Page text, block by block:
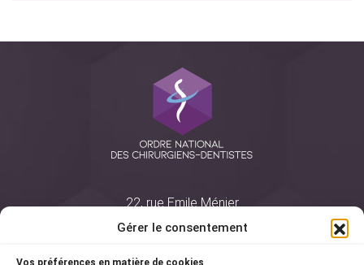
Gérer le consentement
Vos préférences en matière de cookies
22, rue Emile Ménier
75761 Paris Cedex 16